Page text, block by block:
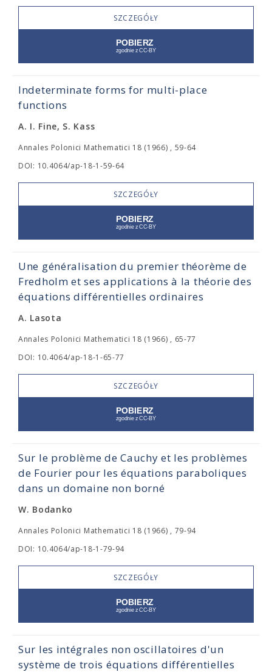
SZCZEGÓŁY
Indeterminate forms for multi-place
functions
A. I. Fine, S. Kass
Annales Polonici Mathematici 18 (1966) , 59-64
DOI: 10.4064/ap-18-1-59-64
SZCZEGÓŁY
Une généralisation du premier théorème de
Fredholm et ses applications à la théorie des
équations différentielles ordinaires
A. Lasota
Annales Polonici Mathematici 18 (1966) , 65-77
DOI: 10.4064/ap-18-1-65-77
SZCZEGÓŁY
Sur le problème de Cauchy et les problèmes
de Fourier pour les équations paraboliques
dans un domaine non borné
W. Bodanko
Annales Polonici Mathematici 18 (1966) , 79-94
DOI: 10.4064/ap-18-1-79-94
SZCZEGÓŁY
Sur les intégrales non oscillatoires d'un
système de trois équations différentielles